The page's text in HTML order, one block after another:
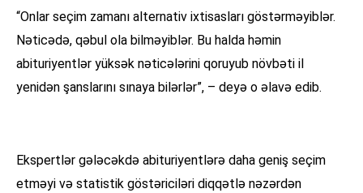
“Onlar seçim zamanı alternativ ixtisasları göstərməyiblər.
Nəticədə, qəbul ola bilməyiblər. Bu halda həmin
abituriyentlər yüksək nəticələrini qoruyub növbəti il
yenidən şanslarını sınaya bilərlər”, – deyə o əlavə edib.
Ekspertlər gələcəkdə abituriyentlərə daha geniş seçim
etməyi və statistik göstəriciləri diqqətlə nəzərdən